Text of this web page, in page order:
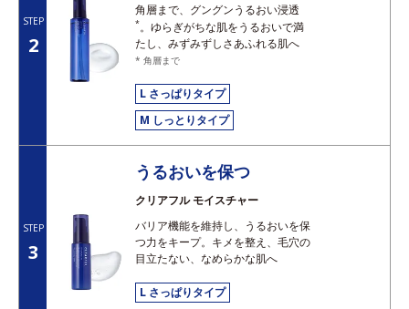
STEP
2
角層まで、グングンうるおい浸透
*。ゆらぎがちな肌をうるおいで満
たし、みずみずしさあふれる肌へ
* 角層まで
L さっぱりタイプ
M しっとりタイプ
STEP
3
うるおいを保つ
クリアフル モイスチャー
バリア機能を維持し、うるおいを保
つ力をキープ。キメを整え、毛穴の
目立たない、なめらかな肌へ
L さっぱりタイプ